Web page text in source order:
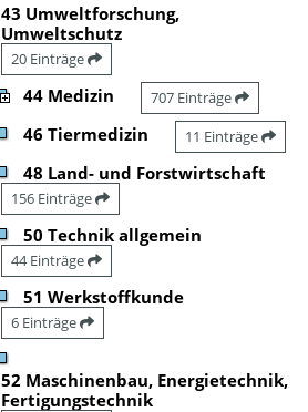
43 Umweltforschung,
Umweltschutz
20 Einträge
44 Medizin 707 Einträge
46 Tiermedizin 11 Einträge
48 Land- und Forstwirtschaft
156 Einträge
50 Technik allgemein
44 Einträge
51 Werkstoffkunde
6 Einträge
52 Maschinenbau, Energietechnik,
Fertigungstechnik